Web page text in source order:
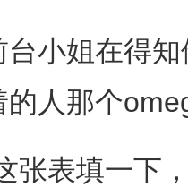
姐在得知
人那个
表填一下，